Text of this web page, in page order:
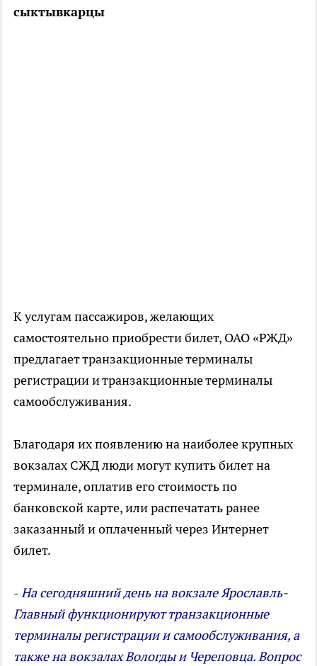
сыктывкарцы
К услугам пассажиров, желающих
самостоятельно приобрести билет, ОАО «РЖД»
предлагает транзакционные терминалы
регистрации и транзакционные терминалы
самообслуживания.
Благодаря их появлению на наиболее крупных
вокзалах СЖД люди могут купить билет на
терминале, оплатив его стоимость по
банковской карте, или распечатать ранее
заказанный и оплаченный через Интернет
билет.
-На сегодняшний день на вокзале Ярославль-
Главный функционируют транзакционные
терминалы регистрации и самообслуживания, а
также на вокзалах Вологды и Череповца. Вопрос